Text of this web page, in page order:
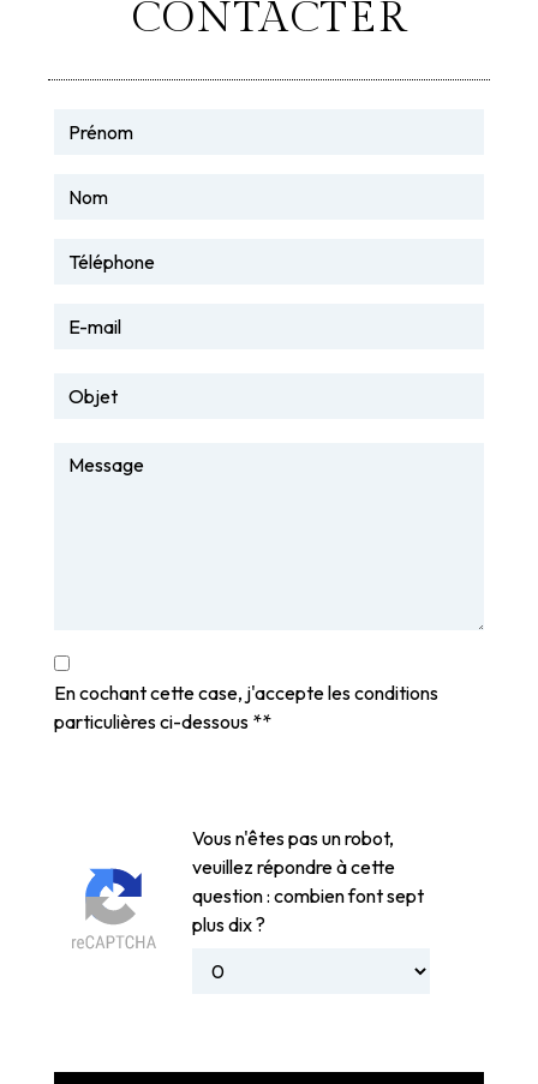
CONTACTER
En cochant cette case, j'accepte les conditions
particulières ci-dessous **
Vous n'êtes pas un robot,
veuillez répondre à cette
question : combien font sept
plus dix ?